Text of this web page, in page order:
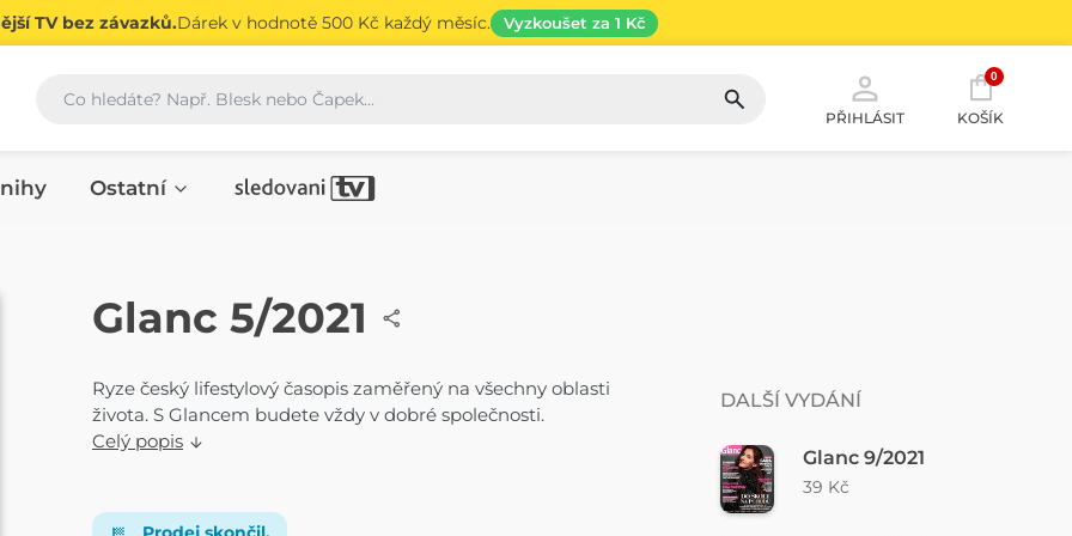
TV bez závazků.Dárek v hodnotě 500 Kč každý měsíc. Vyzkoušet za 1 Kč
Vyhledávání
PŘIHLÁSIT
0
KOŠÍK
Ostatní
ČASOPIS
Glanc 5/2021
Ryze český lifestylový časopis zaměřený na všechny oblasti
života. S Glancem budete vždy v dobré společnosti.
Celý popis
DALŠÍ VYDÁNÍ
Glanc 9/2021
39 Kč